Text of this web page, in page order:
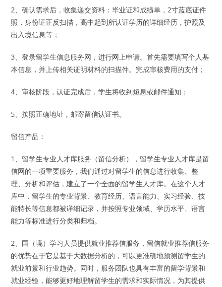
2、确认需求后，收集递交资料：毕业证和成绩单，2寸蓝底证件
照，身份证正反扫描，高中起到所认证学历的详细经历，护照及
出入境信息等；
3、登录留学生信息服务网，进行网上申请。首先需要填写个人基
本信息，并上传相关证明材料的扫描件。完成审核费用的支付；
4、审核阶段，认证完成后，学生将收到短息或邮件通知；
5、按照正确地址，邮寄留信认证书。
留信产品：
1、留学生专业人才库服务（留信分析），留学生专业人才库是留
信网的一项重要服务，我们通过对留学生的信息进行收集、整
理、分析和评估，建立了一个全面的留学生人才库。在这个人才
库中，留学生的专业背景、教育经历、语言能力、实习经验、技
能特长等信息都被详细记录，并按照专业领域、学历水平、语言
能力等标准进行分类和归档。
2、国（境）学习人员提供就业推荐信服务，留信就业推荐信服务
的优势在于它是基于大数据分析的，可以更准确地预测留学生的
就业前景和行业趋势。同时，服务团队也具有丰富的留学背景和
就业经验，能够更好地理解留学生的需求和实际情况，为其提供